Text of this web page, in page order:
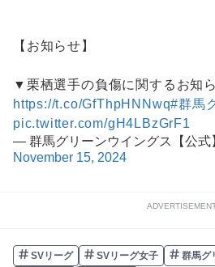
【お知らせ】
▼栗栖選手の負傷に関するお知
https://t.co/GfThpHNNwq#群馬
pic.twitter.com/gH4LBzGrF1
— 群馬グリーンウイングス【公式
November 15, 2024
SVリーグ SVリーグ女子
群馬グ